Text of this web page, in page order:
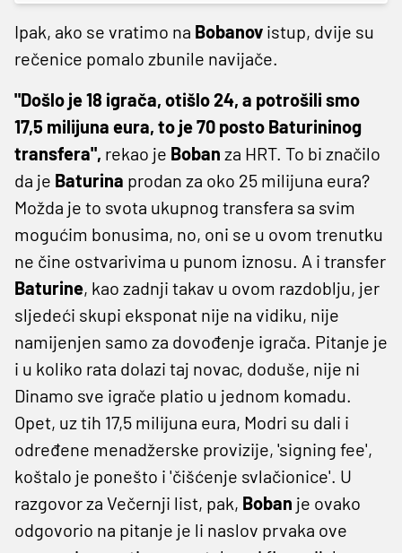
Ipak, ako se vratimo na Bobanov istup, dvije su
rečenice pomalo zbunile navijače.
"Došlo je 18 igrača, otišlo 24, a potrošili smo
17,5 milijuna eura, to je 70 posto Baturininog
transfera", rekao je Boban za HRT. To bi značilo
da je Baturina prodan za oko 25 milijuna eura?
Možda je to svota ukupnog transfera sa svim
mogućim bonusima, no, oni se u ovom trenutku
ne čine ostvarivima u punom iznosu. A i transfer
Baturine, kao zadnji takav u ovom razdoblju, jer
sljedeći skupi eksponat nije na vidiku, nije
namijenjen samo za dovođenje igrača. Pitanje je
i u koliko rata dolazi taj novac, doduše, nije ni
Dinamo sve igrače platio u jednom komadu.
Opet, uz tih 17,5 milijuna eura, Modri su dali i
određene menadžerske provizije, 'signing fee',
koštalo je ponešto i 'čišćenje svlačionice'. U
razgovor za Večernji list, pak, Boban je ovako
odgovorio na pitanje je li naslov prvaka ove